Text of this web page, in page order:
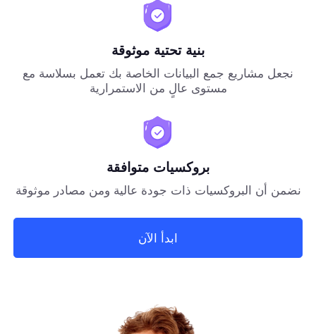
بنية تحتية موثوقة
نجعل مشاريع جمع البيانات الخاصة بك تعمل بسلاسة مع
مستوى عالٍ من الاستمرارية
بروكسيات متوافقة
نضمن أن البروكسيات ذات جودة عالية ومن مصادر موثوقة
ابدأ الآن